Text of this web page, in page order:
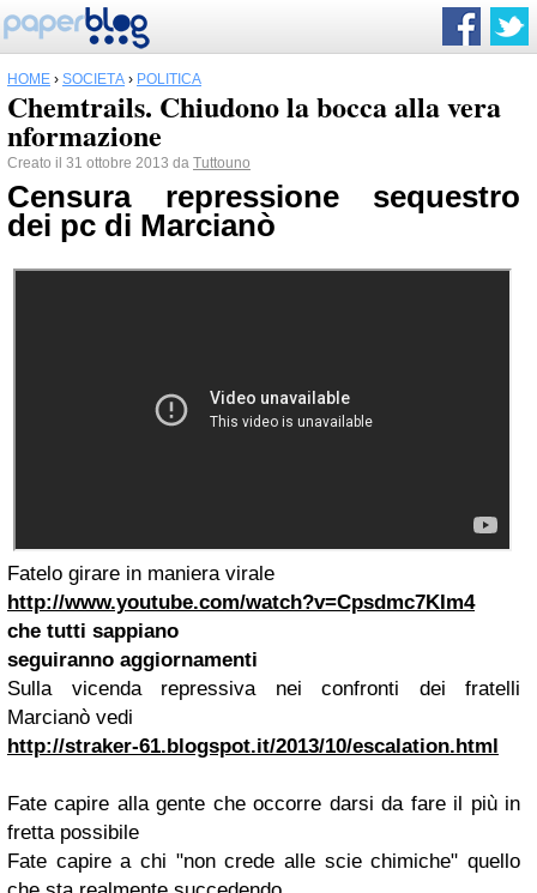
HOME › SOCIETÀ › POLITICA
Chemtrails. Chiudono la bocca alla vera
nformazione
Creato il 31 ottobre 2013 da Tuttouno
Censura repressione sequestro
dei pc di Marcianò
Fatelo girare in maniera virale
http://www.youtube.com/watch?v=Cpsdmc7KIm4
che tutti sappiano
seguiranno aggiornamenti
Sulla vicenda repressiva nei confronti dei fratelli
Marcianò vedi
http://straker-61.blogspot.it/2013/10/escalation.html
Fate capire alla gente che occorre darsi da fare il più in
fretta possibile
Fate capire a chi "non crede alle scie chimiche" quello